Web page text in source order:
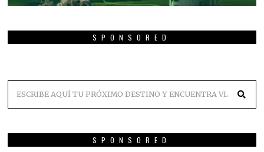
SPONSORED
SPONSORED